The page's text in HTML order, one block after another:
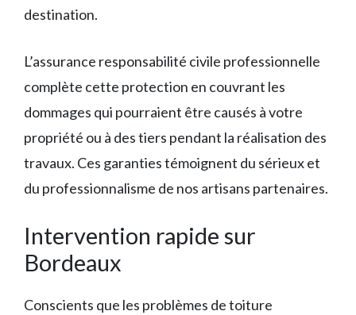
destination.
L’assurance responsabilité civile professionnelle
complète cette protection en couvrant les
dommages qui pourraient être causés à votre
propriété ou à des tiers pendant la réalisation des
travaux. Ces garanties témoignent du sérieux et
du professionnalisme de nos artisans partenaires.
Intervention rapide sur
Bordeaux
Conscients que les problèmes de toiture